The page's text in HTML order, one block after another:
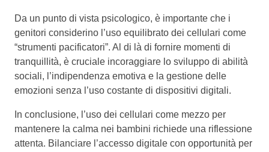
Da un punto di vista psicologico, è importante che i
genitori considerino l’uso equilibrato dei cellulari come
“strumenti pacificatori”. Al di là di fornire momenti di
tranquillità, è cruciale incoraggiare lo sviluppo di abilità
sociali, l’indipendenza emotiva e la gestione delle
emozioni senza l’uso costante di dispositivi digitali.
In conclusione, l’uso dei cellulari come mezzo per
mantenere la calma nei bambini richiede una riflessione
attenta. Bilanciare l’accesso digitale con opportunità per